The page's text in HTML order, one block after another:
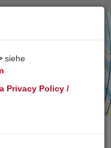
Toggle
siehe
Privacy Policy /